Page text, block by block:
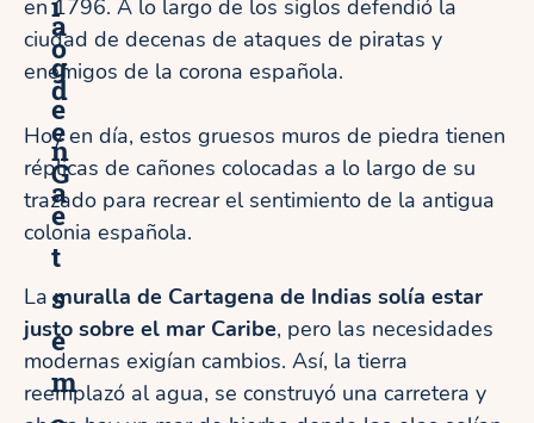
o
d
e
G
e
t
s
e
m
a
g
e
n
a
en 1796. A lo largo de los siglos defendió la
ciudad de decenas de ataques de piratas y
enemigos de la corona española.
Hoy en día, estos gruesos muros de piedra tienen
réplicas de cañones colocadas a lo largo de su
trazado para recrear el sentimiento de la antigua
colonia española.
Lamuralla de Cartagena de Indias solía estar
justo sobre el mar Caribe, pero las necesidades
modernas exigían cambios. Así, la tierra
reemplazó al agua, se construyó una carretera y